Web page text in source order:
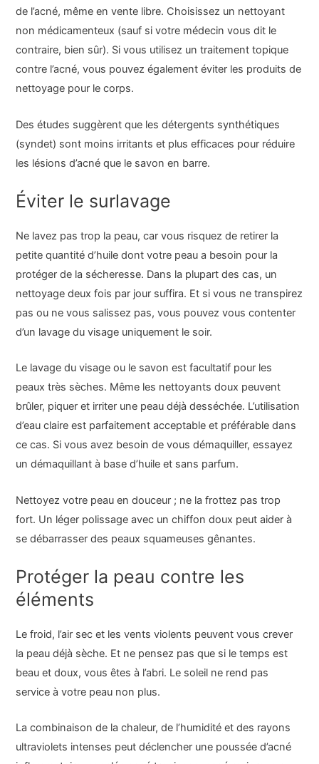
de l’acné, même en vente libre. Choisissez un nettoyant
non médicamenteux (sauf si votre médecin vous dit le
contraire, bien sûr). Si vous utilisez un traitement topique
contre l’acné, vous pouvez également éviter les produits de
nettoyage pour le corps.
Des études suggèrent que les détergents synthétiques
(syndet) sont moins irritants et plus efficaces pour réduire
les lésions d’acné que le savon en barre.
Éviter le surlavage
Ne lavez pas trop la peau, car vous risquez de retirer la
petite quantité d’huile dont votre peau a besoin pour la
protéger de la sécheresse. Dans la plupart des cas, un
nettoyage deux fois par jour suffira. Et si vous ne transpirez
pas ou ne vous salissez pas, vous pouvez vous contenter
d’un lavage du visage uniquement le soir.
Le lavage du visage ou le savon est facultatif pour les
peaux très sèches. Même les nettoyants doux peuvent
brûler, piquer et irriter une peau déjà desséchée. L’utilisation
d’eau claire est parfaitement acceptable et préférable dans
ce cas. Si vous avez besoin de vous démaquiller, essayez
un démaquillant à base d’huile et sans parfum.
Nettoyez votre peau en douceur ; ne la frottez pas trop
fort. Un léger polissage avec un chiffon doux peut aider à
se débarrasser des peaux squameuses gênantes.
Protéger la peau contre les
éléments
Le froid, l’air sec et les vents violents peuvent vous crever
la peau déjà sèche. Et ne pensez pas que si le temps est
beau et doux, vous êtes à l’abri. Le soleil ne rend pas
service à votre peau non plus.
La combinaison de la chaleur, de l’humidité et des rayons
ultraviolets intenses peut déclencher une poussée d’acné